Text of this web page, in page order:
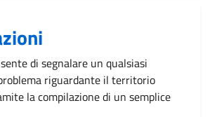
di segnalare un qualsiasi
riguardante il territorio
la compilazione di un semplice